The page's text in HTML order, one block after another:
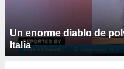
Un enorme diablo de
Italia